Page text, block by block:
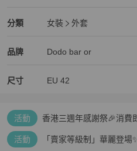
分類
女裝分類資訊女裝
外套
品牌
精品女裝 品牌介紹
Dodo bar or
尺寸 EU 42
活動
香港三週年感謝祭🎉消費
活動 「賣家等級制」華麗登場